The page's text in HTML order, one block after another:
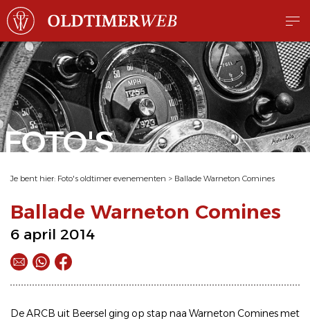
FOTO'S
Je bent hier: Foto's oldtimer evenementen > Ballade Warneton Comines
Ballade Warneton Comines
6 april 2014
De ARCB uit Beersel ging op stap naa Warneton Comines met